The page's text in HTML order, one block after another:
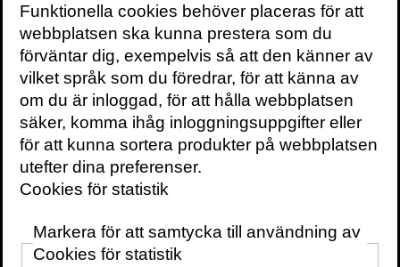
Kontakt
För bokning av författaren mejla
speakers@volante.se
FÖLJ
Facebook
BÖCKER
Funktionella cookies behöver placeras för att
webbplatsen ska kunna prestera som du
förväntar dig, exempelvis så att den känner av
vilket språk som du föredrar, för att känna av
om du är inloggad, för att hålla webbplatsen
säker, komma ihåg inloggningsuppgifter eller
för att kunna sortera produkter på webbplatsen
utefter dina preferenser.
Cookies för statistik
Markera för att samtycka till användning av
Cookies för statistik